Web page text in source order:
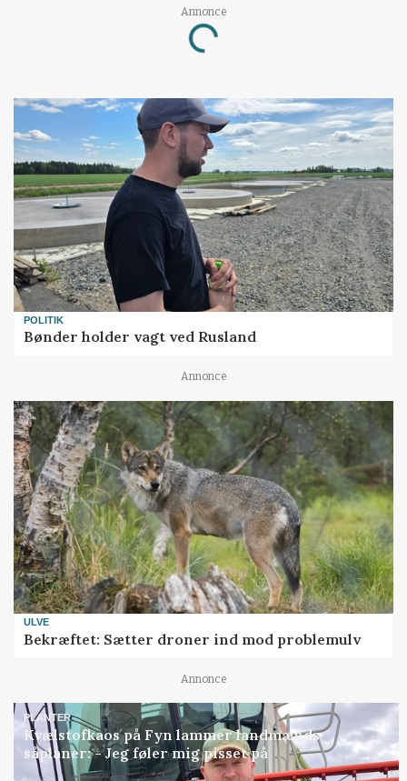
Annonce
Loading...
POLITIK
Bønder holder vagt ved Rusland
Annonce
ULVE
Bekræftet: Sætter droner ind mod problemulv
Annonce
PLANTER
Kvælstofkaos på Fyn lammer landmænds
såplaner: - Jeg føler mig pisset på